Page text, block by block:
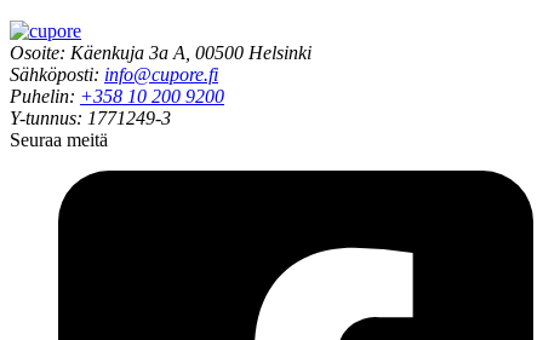
Osoite: Käenkuja 3a A, 00500 Helsinki
Sähköposti: info@cupore.fi
Puhelin: +358 10 200 9200
Y-tunnus: 1771249-3
Seuraa meitä